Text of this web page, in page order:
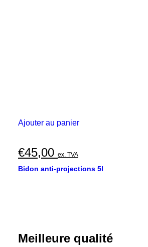
Ajouter au panier
€45,00 ex. TVA
Bidon anti-projections 5l
Meilleure qualité